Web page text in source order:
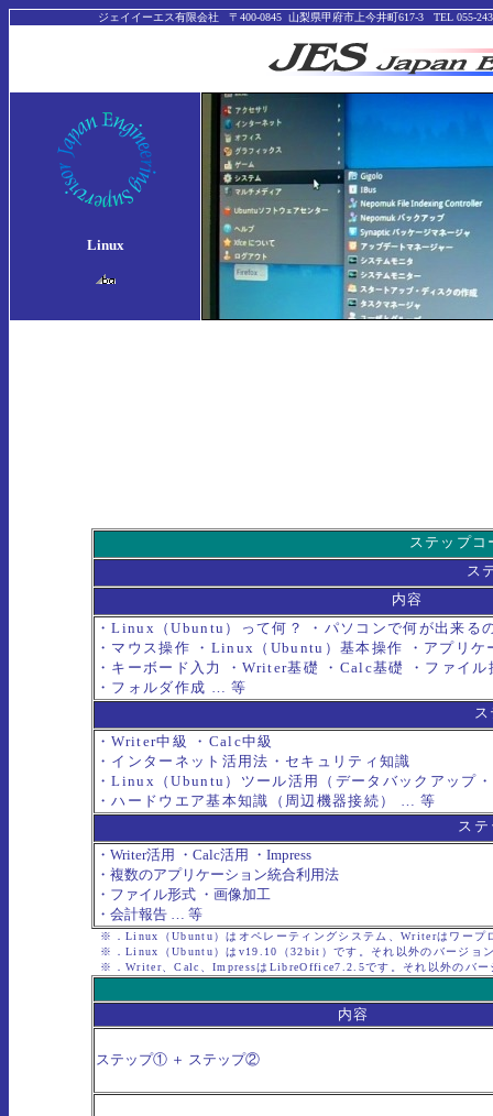
ジェイイーエス有限会社 〒400-0845 山梨県甲府市上今井町617-3 TEL 055-
Linux
ステップ
ス
内容
・Linux（Ubuntu）って何？ ・パソコンで何が出来る
・マウス操作 ・Linux（Ubuntu）基本操作 ・アプリケ
・キーボード入力 ・Writer基礎 ・Calc基礎 ・ファイ
・フォルダ作成 … 等
・Writer中級 ・Calc中級
・インターネット活用法・セキュリティ知識
・Linux（Ubuntu）ツール活用（データバックアップ
・ハードウエア基本知識（周辺機器接続） … 等
ス
・Writer活用 ・Calc活用 ・Impress
・複数のアプリケーション統合利用法
・ファイル形式 ・画像加工
・会計報告 … 等
※．Linux（Ubuntu）はオペレーティングシステム、Writerはワープロソフ
※．Linux（Ubuntu）はv19.10（32bit）です。それ以外のバージョンは
※．Writer、Calc、ImpressはLibreOffice7.2.5です。それ以外のバージ
内容
ステップ① ＋ ステップ②